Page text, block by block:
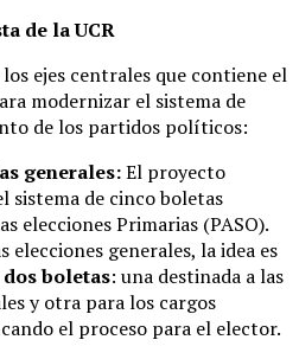
de la UCR
ejes centrales que contiene el
modernizar el sistema de
de los partidos políticos:
generales:El proyecto
sistema de cinco boletas
elecciones Primarias (PASO).
elecciones generales, la idea es
boletas: una destinada a las
y otra para los cargos
el proceso para el elector.